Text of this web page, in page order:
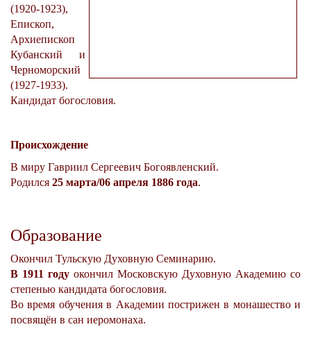
(1920-1923),
Епископ,
Архиепископ
Кубанский и
Черноморский
(1927-1933).
Кандидат богословия.
Происхождение
В миру Гавриил Сергеевич Богоявленский.
Родился 25 марта/06 апреля 1886 года.
Образование
Окончил Тульскую Духовную Семинарию.
В 1911 году окончил Московскую Духовную Академию со
степенью кандидата богословия.
Во время обучения в Академии пострижен в монашество и
посвящён в сан иеромонаха.